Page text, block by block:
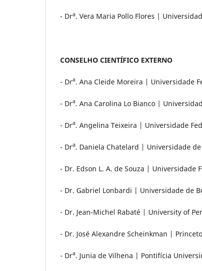
- Dra. Vera Maria Pollo Flores |
CONSELHO CIENTÍFICO EXTERNO
- Dra. Ana Cleide Moreira | Universidade
- Dra. Ana Carolina Lo Bianco |
- Dra. Angelina Teixeira | Universidade
- Dra. Daniela Chatelard | Universidade
- Dr. Edson L. A. de Souza | Universidade
- Dr. Gabriel Lonbardi | Universidade de
- Dr. Jean-Michel Rabaté | University of
- Dr. José Alexandre Scheinkman |
- Dra. Junia de Vilhena | Pontifícia